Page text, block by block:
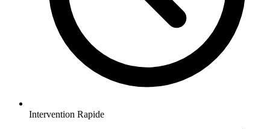
Intervention Rapide